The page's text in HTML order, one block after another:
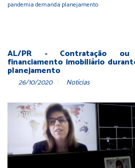
pandemia demanda planejamento
AL/PR - Contratação ou
financiamento imobiliário
planejamento
26/10/2020 Notícias